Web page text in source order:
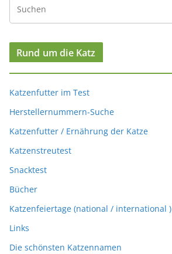
Rund um die Katz
Katzenfutter im Test
Herstellernummern-Suche
Katzenfutter / Ernährung der Katze
Katzenstreutest
Snacktest
Bücher
Katzenfeiertage (national / international )
Links
Die schönsten Katzennamen